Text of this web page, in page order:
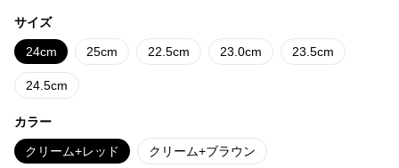
サイズ
24cm 25cm 22.5cm 23.0cm 23.5cm
24.5cm
カラー
クリーム+レッド クリーム+ブラウン